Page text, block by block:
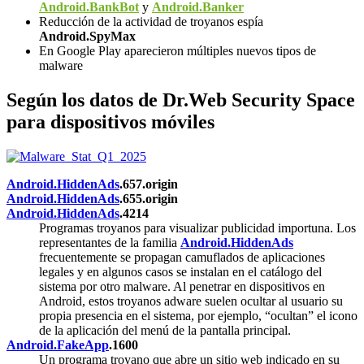
Android.BankBoty Android.Banker
Reducción de la actividad de troyanos espía
Android.SpyMax
En Google Play aparecieron múltiples nuevos tipos de
malware
Según los datos de Dr.Web Security Space
para dispositivos móviles
Android.HiddenAds.657.origin
Android.HiddenAds.655.origin
Android.HiddenAds.4214
Programas troyanos para visualizar publicidad importuna. Los
representantes de la familia Android.HiddenAds
frecuentemente se propagan camuflados de aplicaciones
legales y en algunos casos se instalan en el catálogo del
sistema por otro malware. Al penetrar en dispositivos en
Android, estos troyanos adware suelen ocultar al usuario su
propia presencia en el sistema, por ejemplo, “ocultan” el icono
de la aplicación del menú de la pantalla principal.
Android.FakeApp.1600
Un programa troyano que abre un sitio web indicado en su